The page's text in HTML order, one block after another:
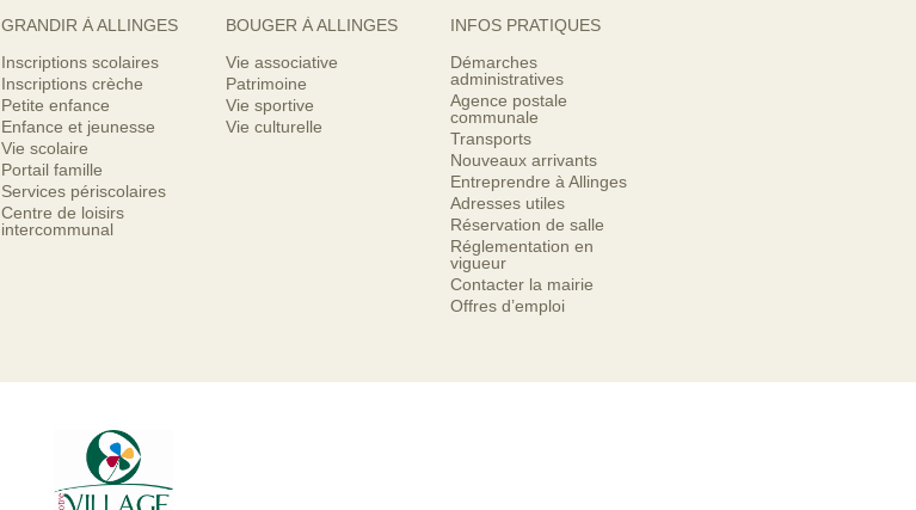
GRANDIR À ALLINGES
Inscriptions scolaires
Inscriptions crèche
Petite enfance
Enfance et jeunesse
Vie scolaire
Portail famille
Services périscolaires
Centre de loisirs
intercommunal
BOUGER À ALLINGES
Vie associative
Patrimoine
Vie sportive
Vie culturelle
INFOS PRATIQUES
Démarches
administratives
Agence postale
communale
Transports
Nouveaux arrivants
Entreprendre à Allinges
Adresses utiles
Réservation de salle
Réglementation en
vigueur
Contacter la mairie
Offres d’emploi